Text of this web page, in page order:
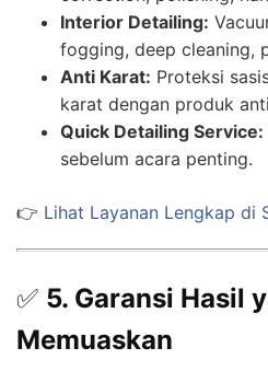
Interior Detailing:
fogging, deep cleaning,
Anti Karat: Proteksi
karat dengan produk
Quick Detailing Service:
sebelum acara penting.
👉 Lihat Layanan Lengkap di
✅ 5. Garansi Hasil
Memuaskan